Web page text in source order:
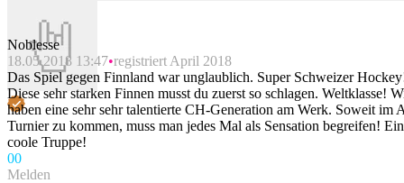
Noblesse
18.05.2018 13:47 registriert April 2018
Das Spiel gegen Finnland war unglaublich. Super Schweizer
Diese sehr starken Finnen musst du zuerst so schlagen. Weltklasse!
haben eine sehr sehr talentierte CH-Generation am Werk. Soweit im
Turnier zu kommen, muss man jedes Mal als Sensation begreifen!
coole Truppe!
00
Melden